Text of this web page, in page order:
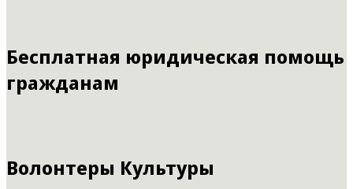
Бесплатная юридическая помощь
гражданам
Волонтеры Культуры